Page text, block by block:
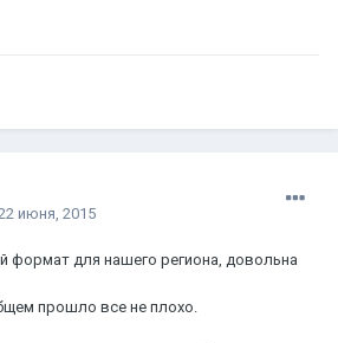
июня, 2015
формат для нашего региона, довольна
прошло все не плохо.